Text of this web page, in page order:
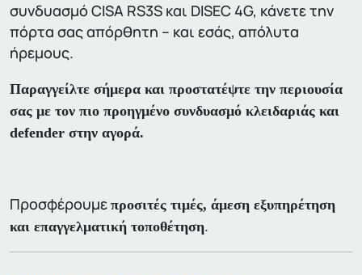
συνδυασμό CISA RS3S και DISEC 4G, κάνετε την
πόρτα σας απόρθητη – και εσάς, απόλυτα
ήρεμους.
Παραγγείλτε σήμερα και προστατέψτε την περιουσία
σας με τον πιο προηγμένο συνδυασμό κλειδαριάς και
defender στην αγορά.
Προσφέρουμε προσιτές τιμές, άμεση εξυπηρέτηση
και επαγγελματική τοποθέτηση.